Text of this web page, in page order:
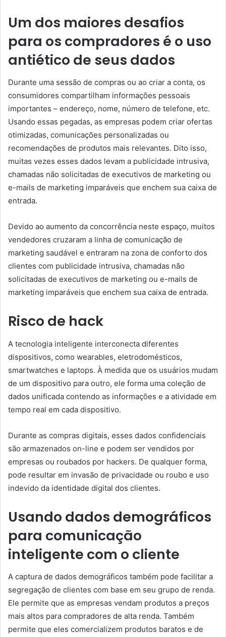
Um dos maiores desafios
para os compradores é o uso
antiético de seus dados
Durante uma sessão de compras ou ao criar a conta, os
consumidores compartilham informações pessoais
importantes – endereço, nome, número de telefone, etc.
Usando essas pegadas, as empresas podem criar ofertas
otimizadas, comunicações personalizadas ou
recomendações de produtos mais relevantes. Dito isso,
muitas vezes esses dados levam a publicidade intrusiva,
chamadas não solicitadas de executivos de marketing ou
e-mails de marketing imparáveis ​​que enchem sua caixa de
entrada.
Devido ao aumento da concorrência neste espaço, muitos
vendedores cruzaram a linha de comunicação de
marketing saudável e entraram na zona de conforto dos
clientes com publicidade intrusiva, chamadas não
solicitadas de executivos de marketing ou e-mails de
marketing imparáveis ​​que enchem sua caixa de entrada.
Risco de hack
A tecnologia inteligente interconecta diferentes
dispositivos, como wearables, eletrodomésticos,
smartwatches e laptops. À medida que os usuários mudam
de um dispositivo para outro, ele forma uma coleção de
dados unificada contendo as informações e a atividade em
tempo real em cada dispositivo.
Durante as compras digitais, esses dados confidenciais
são armazenados on-line e podem ser vendidos por
empresas ou roubados por hackers. De qualquer forma,
pode resultar em invasão de privacidade ou roubo e uso
indevido da identidade digital dos clientes.
Usando dados demográficos
para comunicação
inteligente com o cliente
A captura de dados demográficos também pode facilitar a
segregação de clientes com base em seu grupo de renda.
Ele permite que as empresas vendam produtos a preços
mais altos para compradores de alta renda. Também
permite que eles comercializem produtos baratos e de